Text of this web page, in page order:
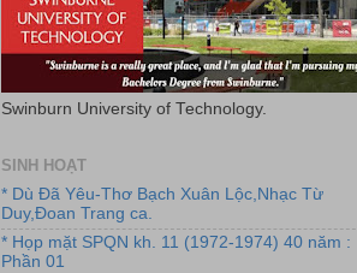
Swinburn University of Technology.
SINH HOẠT
* Dù Đã Yêu-Thơ Bạch Xuân Lộc,Nhạc Từ
Duy,Đoan Trang ca.
* Họp mặt SPQN kh. 11 (1972-1974) 40 năm :
Phần 01